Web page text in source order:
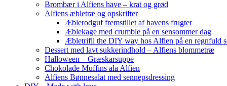
Brombær i Alfiens have – krat og grød
Alfiens æbletræ og opskrifter
Æblerodguf fremstillet af havens frugter
Æblekage med crumble på en sensommer dag
Æbletrifli the DIY way hos Alfien på en regnfuld
Dessert med lavt sukkerindhold – Alfiens blommetræ
Halloween – Græskarsuppe
Chokolade Muffins ala Alfien
Alfiens Bønnesalat med sennepsdressing